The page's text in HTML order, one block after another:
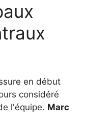
en début
considéré
l'équipe. Marc